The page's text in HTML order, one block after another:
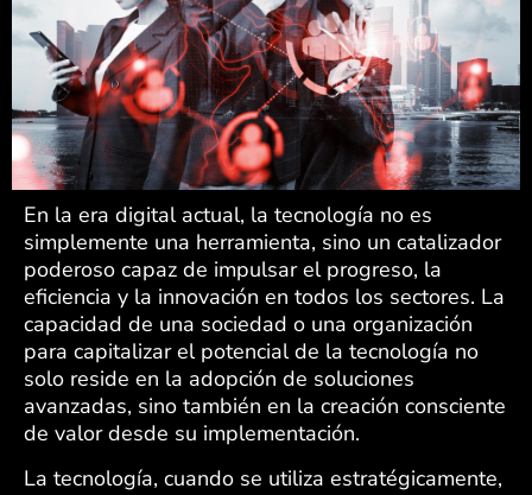
En la era digital actual, la tecnología no es
simplemente una herramienta, sino un catalizador
poderoso capaz de impulsar el progreso, la
eficiencia y la innovación en todos los sectores. La
capacidad de una sociedad o una organización
para capitalizar el potencial de la tecnología no
solo reside en la adopción de soluciones
avanzadas, sino también en la creación consciente
de valor desde su implementación.
La tecnología, cuando se utiliza estratégicamente,